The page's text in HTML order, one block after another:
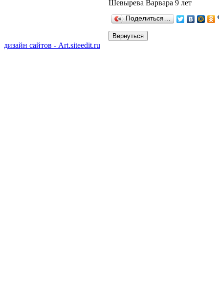
Шевырева Варвара 9 лет
Поделиться…
дизайн сайтов - Art.siteedit.ru